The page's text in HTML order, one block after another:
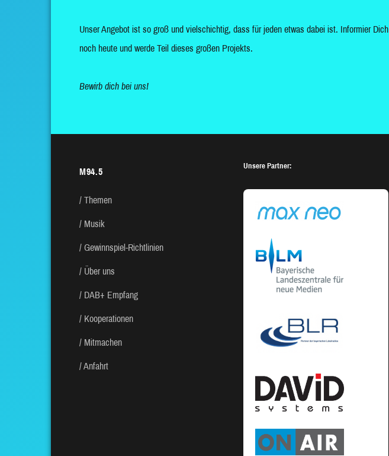
Unser Angebot ist so groß und vielschichtig, dass für jeden etwas dabei ist. Informier Dich
noch heute und werde Teil dieses großen Projekts.
Bewirb dich bei uns!
M94.5
Themen
Musik
Gewinnspiel-Richtlinien
Über uns
DAB+ Empfang
Kooperationen
Mitmachen
Anfahrt
Unsere Partner: